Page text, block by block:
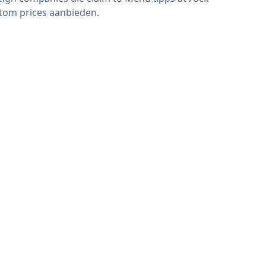
prices aanbieden.